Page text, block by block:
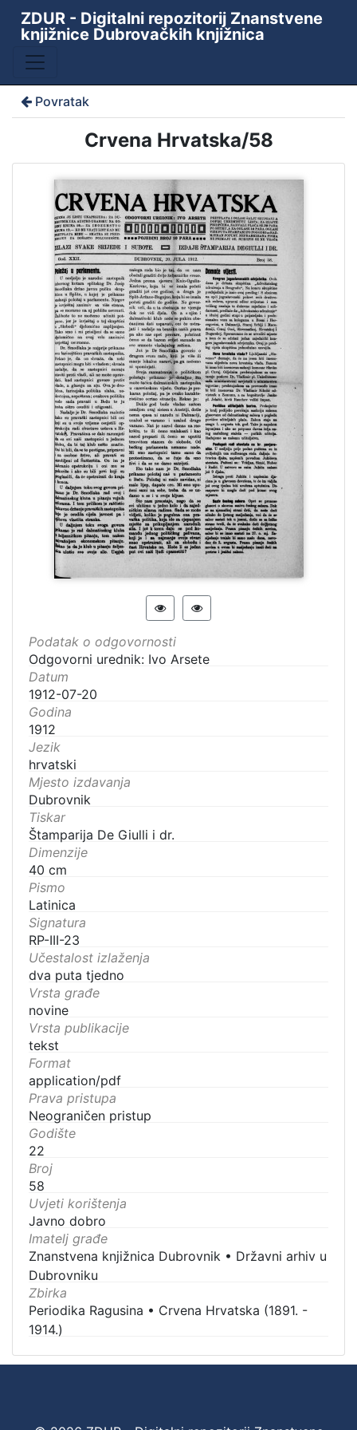
ZDUR - Digitalni repozitorij Znanstvene
knjižnice Dubrovačkih knjižnica
Povratak
Crvena Hrvatska/58
Podatak o odgovornosti
Odgovorni urednik: Ivo Arsete
Datum
1912-07-20
Godina
1912
Jezik
hrvatski
Mjesto izdavanja
Dubrovnik
Tiskar
Štamparija De Giulli i dr.
Dimenzije
40 cm
Pismo
Latinica
Signatura
RP-III-23
Učestalost izlaženja
dva puta tjedno
Vrsta građe
novine
Vrsta publikacije
tekst
Format
application/pdf
Prava pristupa
Neograničen pristup
Godište
22
Broj
58
Uvjeti korištenja
Javno dobro
Imatelj građe
Znanstvena knjižnica Dubrovnik • Državni arhiv u
Dubrovniku
Zbirka
Periodika Ragusina • Crvena Hrvatska (1891. -
1914.)